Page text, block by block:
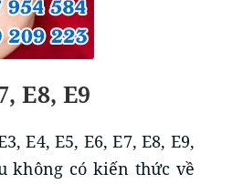
E8, E9
E4, E5, E6, E7, E8, E9,
không có kiến thức về